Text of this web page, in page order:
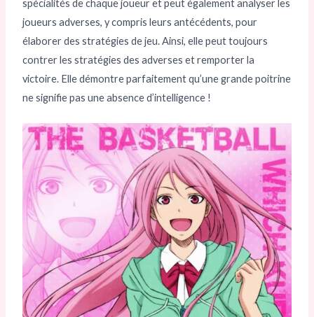
spécialités de chaque joueur et peut également analyser les
joueurs adverses, y compris leurs antécédents, pour
élaborer des stratégies de jeu. Ainsi, elle peut toujours
contrer les stratégies des adverses et remporter la
victoire. Elle démontre parfaitement qu’une grande poitrine
ne signifie pas une absence d’intelligence !